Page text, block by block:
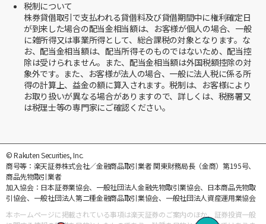
税制について
株券貸借取引で支払われる貸借料及び貸借期間中に権利確定日
が到来した場合の配当金相当額は、お客様が個人の場合、一般
に雑所得又は事業所得として、総合課税の対象となります。な
お、配当金相当額は、配当所得そのものではないため、配当控
除は受けられません。また、配当金相当額は外国税額控除の対
象外です。また、お客様が法人の場合、一般に法人税に係る所
得の計算上、益金の額に算入されます。税制は、お客様により
お取り扱いが異なる場合がありますので、詳しくは、税務署又
は税理士等の専門家にご確認ください。
© Rakuten Securities, Inc.
商号等：楽天証券株式会社／金融商品取引業者 関東財務局長（金商）第195号、
商品先物取引業者
加入協会：日本証券業協会、一般社団法人金融先物取引業協会、日本商品先物取
引協会、一般社団法人第二種金融商品取引業協会、一般社団法人資産運用業協会
本ホームページに掲載されている事項は楽天証券のご案内のほか、証券投資一般